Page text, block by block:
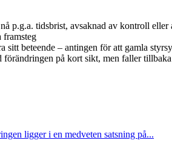
p.g.a. tidsbrist, avsaknad av kontroll eller
framsteg
beteende – antingen för att gamla
på kort sikt, men faller
ligger i en medveten satsning på...